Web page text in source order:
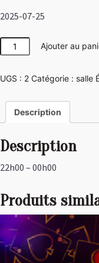
2025-07-25
quantité
de
Ajouter au
UGS : 2 Catégorie : salle
Description
Description
22h00 – 00h00
Produits